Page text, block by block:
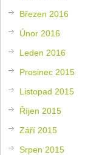
Březen 2016
Únor 2016
Leden 2016
Prosinec 2015
Listopad 2015
Říjen 2015
Září 2015
Srpen 2015